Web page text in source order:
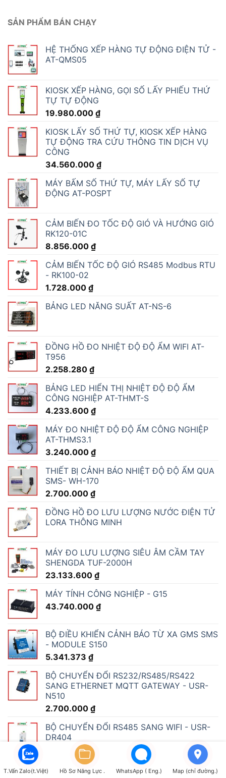
SẢN PHẨM BÁN CHẠY
HỆ THỐNG XẾP HÀNG TỰ ĐỘNG ĐIỆN TỬ -
AT-QMS05
KIOSK XẾP HÀNG, GỌI SỐ LẤY PHIẾU THỨ
TỰ TỰ ĐỘNG
19.980.000 ₫
KIOSK LẤY SỐ THỨ TỰ, KIOSK XẾP HÀNG
TỰ ĐỘNG TRA CỨU THÔNG TIN DỊCH VỤ
CÔNG
34.560.000 ₫
MÁY BẤM SỐ THỨ TỰ, MÁY LẤY SỐ TỰ
ĐỘNG AT-POSPT
CẢM BIẾN ĐO TỐC ĐỘ GIÓ VÀ HƯỚNG GIÓ
RK120-01C
8.856.000 ₫
CẢM BIẾN TỐC ĐỘ GIÓ RS485 Modbus RTU
- RK100-02
1.728.000 ₫
BẢNG LED NĂNG SUẤT AT-NS-6
ĐỒNG HỒ ĐO NHIỆT ĐỘ ĐỘ ẨM WIFI AT-
T956
2.258.280 ₫
BẢNG LED HIỂN THỊ NHIỆT ĐỘ ĐỘ ẨM
CÔNG NGHIỆP AT-THMT-S
4.233.600 ₫
MÁY ĐO NHIỆT ĐỘ ĐỘ ẨM CÔNG NGHIỆP
AT-THMS3.1
3.240.000 ₫
THIẾT BỊ CẢNH BÁO NHIỆT ĐỘ ĐỘ ẨM QUA
SMS- WH-170
2.700.000 ₫
ĐỒNG HỒ ĐO LƯU LƯỢNG NƯỚC ĐIỆN TỬ
LORA THÔNG MINH
MÁY ĐO LƯU LƯỢNG SIÊU ÂM CẦM TAY
SHENGDA TUF-2000H
23.133.600 ₫
MÁY TÍNH CÔNG NGHIỆP - G15
43.740.000 ₫
BỘ ĐIỀU KHIỂN CẢNH BÁO TỪ XA GMS SMS
- MODULE S150
5.341.373 ₫
BỘ CHUYỂN ĐỔI RS232/RS485/RS422
SANG ETHERNET MQTT GATEWAY - USR-
N510
2.700.000 ₫
BỘ CHUYỂN ĐỔI RS485 SANG WIFI - USR-
DR404
1.566.000₫
BỘ CHUYỂN ĐỔI RS485 SANG 4G LTE -
T.Vấn Zalo(t.Việt) Hồ Sơ Năng Lực . WhatsApp ( Eng.) Map (chỉ đường.)